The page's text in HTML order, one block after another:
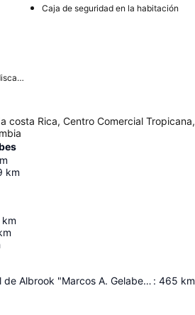
Caja de seguridad en la habitación
Acceso para personas con discapacidad
costa Rica, Centro Comercial Tropicana,
km
km
Aeropuerto Internacional de Albrook "Marcos A. Gelabert" : 465 km